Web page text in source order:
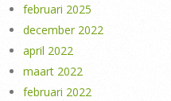
februari 2025
december 2022
april 2022
maart 2022
februari 2022